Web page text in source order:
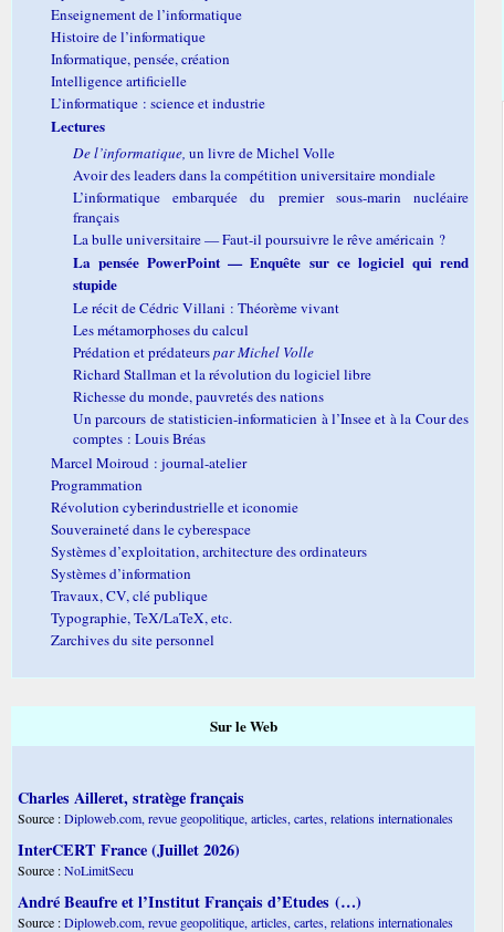
Enseignement de l’informatique
Histoire de l’informatique
Informatique, pensée, création
Intelligence artificielle
L’informatique : science et industrie
Lectures
De l’informatique, un livre de Michel Volle
Avoir des leaders dans la compétition universitaire mondiale
L’informatique embarquée du premier sous-marin nucléaire
français
La bulle universitaire — Faut-il poursuivre le rêve américain ?
La pensée PowerPoint — Enquête sur ce logiciel qui rend
stupide
Le récit de Cédric Villani : Théorème vivant
Les métamorphoses du calcul
Prédation et prédateurspar Michel Volle
Richard Stallman et la révolution du logiciel libre
Richesse du monde, pauvretés des nations
Un parcours de statisticien-informaticien à l’Insee et à la Cour des
comptes : Louis Bréas
Marcel Moiroud : journal-atelier
Programmation
Révolution cyberindustrielle et iconomie
Souveraineté dans le cyberespace
Systèmes d’exploitation, architecture des ordinateurs
Systèmes d’information
Travaux, CV, clé publique
Typographie, TeX/LaTeX, etc.
Zarchives du site personnel
Sur le Web
Charles Ailleret, stratège français
Source :Diploweb.com, revue geopolitique, articles, cartes, relations internationales
InterCERT France (Juillet 2026)
Source :NoLimitSecu
André Beaufre et l’Institut Français d’Etudes (…)
Source :Diploweb.com, revue geopolitique, articles, cartes, relations internationales